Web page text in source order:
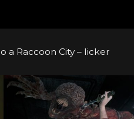
a Raccoon City – licker